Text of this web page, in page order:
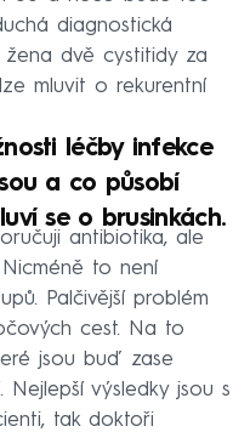
diagnostická
dvě cystitidy za
mluvit o rekurentní
léčby infekce
a co působí
se o brusinkách.
antibiotika, ale
to není
Palčivější problém
cest. Na to
jsou buď zase
výsledky jsou s
tak doktoři